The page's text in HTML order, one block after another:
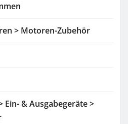
> Motoren-Zubehör
Ein- & Ausgabegeräte >